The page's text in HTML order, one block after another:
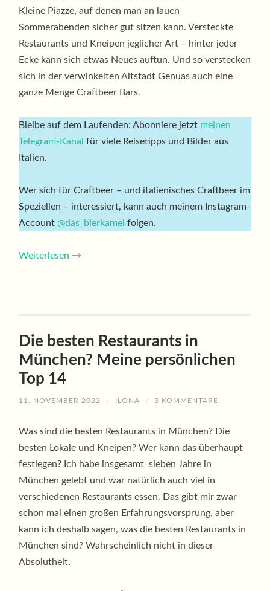
Kleine Piazze, auf denen man an lauen
Sommerabenden sicher gut sitzen kann. Versteckte
Restaurants und Kneipen jeglicher Art – hinter jeder
Ecke kann sich etwas Neues auftun. Und so verstecken
sich in der verwinkelten Altstadt Genuas auch eine
ganze Menge Craftbeer Bars.
Bleibe auf dem Laufenden: Abonniere jetzt meinen
Telegram-Kanal für viele Reisetipps und Bilder aus
Italien.
Wer sich für Craftbeer – und italienisches Craftbeer im
Speziellen – interessiert, kann auch meinem Instagram-
Account @das_bierkamel folgen.
Weiterlesen →
Die besten Restaurants in
München? Meine persönlichen
Top 14
11. NOVEMBER 2022 / ILONA / 3 KOMMENTARE
Was sind die besten Restaurants in München? Die
besten Lokale und Kneipen? Wer kann das überhaupt
festlegen? Ich habe insgesamt sieben Jahre in
München gelebt und war natürlich auch viel in
verschiedenen Restaurants essen. Das gibt mir zwar
schon mal einen großen Erfahrungsvorsprung, aber
kann ich deshalb sagen, was die besten Restaurants in
München sind? Wahrscheinlich nicht in dieser
Absolutheit.